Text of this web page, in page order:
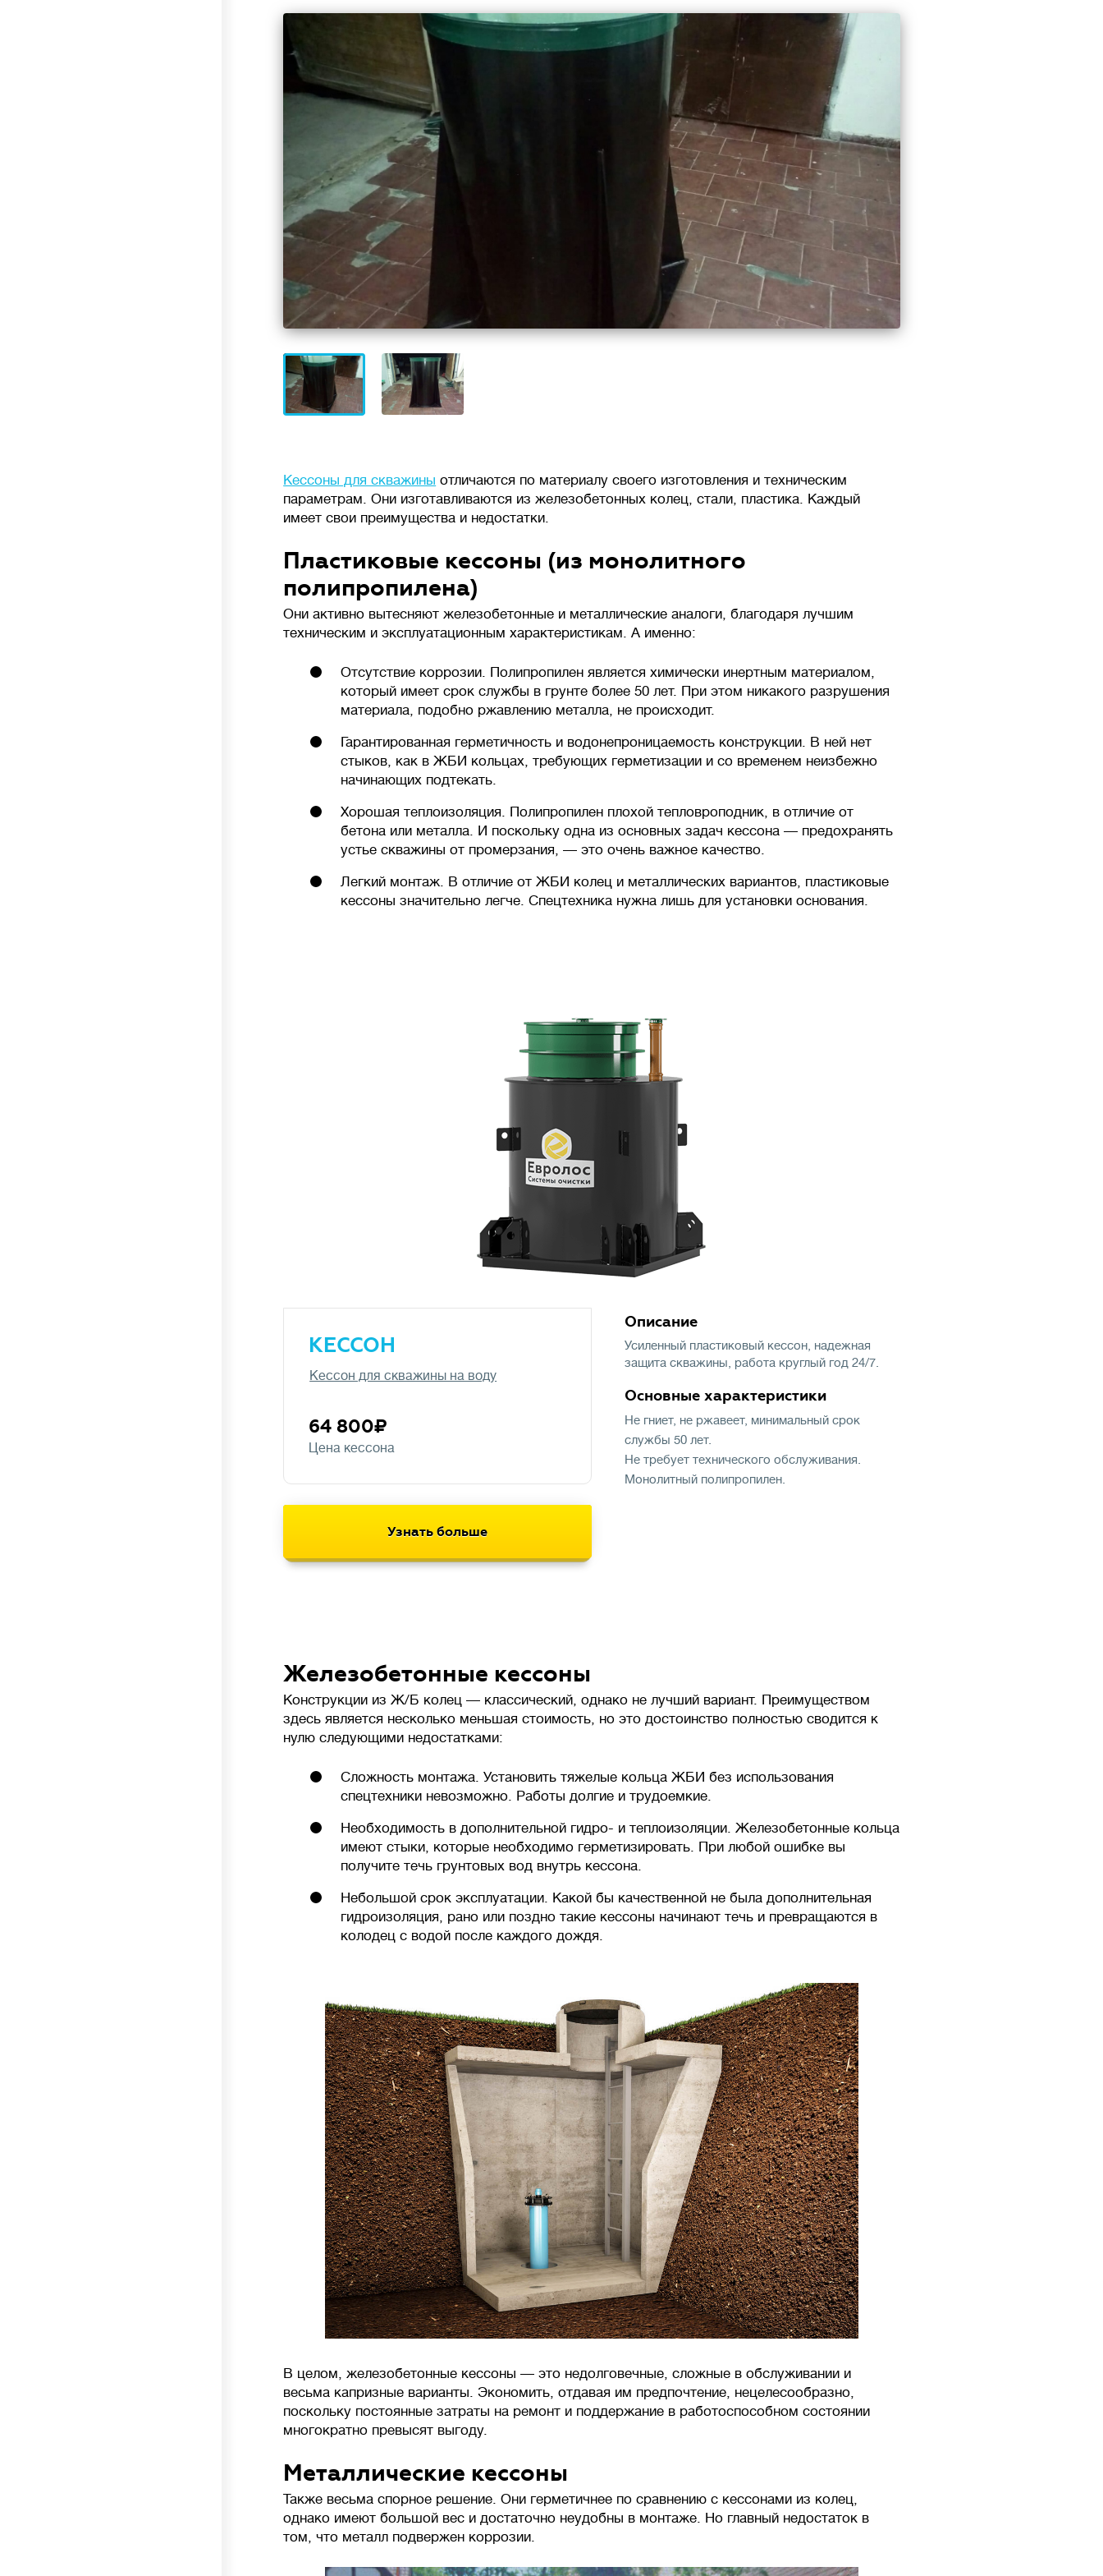
Кессоны для скважины отличаются по материалу своего изготовления и техническим
параметрам. Они изготавливаются из железобетонных колец, стали, пластика. Каждый
имеет свои преимущества и недостатки.
Пластиковые кессоны (из монолитного
полипропилена)
Они активно вытесняют железобетонные и металлические аналоги, благодаря лучшим
техническим и эксплуатационным характеристикам. А именно:
Отсутствие коррозии. Полипропилен является химически инертным материалом,
который имеет срок службы в грунте более 50 лет. При этом никакого разрушения
материала, подобно ржавлению металла, не происходит.
Гарантированная герметичность и водонепроницаемость конструкции. В ней нет
стыков, как в ЖБИ кольцах, требующих герметизации и со временем неизбежно
начинающих подтекать.
Хорошая теплоизоляция. Полипропилен плохой тепловроподник, в отличие от
бетона или металла. И поскольку одна из основных задач кессона — предохранять
устье скважины от промерзания, — это очень важное качество.
Легкий монтаж. В отличие от ЖБИ колец и металлических вариантов, пластиковые
кессоны значительно легче. Спецтехника нужна лишь для установки основания.
КЕССОН
Кессон для скважины на воду
64 800
Цена кессона
Описаниe
Усиленный пластиковый кессон, надежная
защита скважины, работа круглый год 24/7.
Основные характеристики
Не гниет, не ржавеет, минимальный срок
службы 50 лет.
Не требует технического обслуживания.
Монолитный полипропилен.
Железобетонные кессоны
Конструкции из Ж/Б колец — классический, однако не лучший вариант. Преимуществом
здесь является несколько меньшая стоимость, но это достоинство полностью сводится к
нулю следующими недостатками:
Сложность монтажа. Установить тяжелые кольца ЖБИ без использования
спецтехники невозможно. Работы долгие и трудоемкие.
Необходимость в дополнительной гидро- и теплоизоляции. Железобетонные кольца
имеют стыки, которые необходимо герметизировать. При любой ошибке вы
получите течь грунтовых вод внутрь кессона.
Небольшой срок эксплуатации. Какой бы качественной не была дополнительная
гидроизоляция, рано или поздно такие кессоны начинают течь и превращаются в
колодец с водой после каждого дождя.
В целом, железобетонные кессоны — это недолговечные, сложные в обслуживании и
весьма капризные варианты. Экономить, отдавая им предпочтение, нецелесообразно,
поскольку постоянные затраты на ремонт и поддержание в работоспособном состоянии
многократно превысят выгоду.
Металлические кессоны
Также весьма спорное решение. Они герметичнее по сравнению с кессонами из колец,
однако имеют большой вес и достаточно неудобны в монтаже. Но главный недостаток в
том, что металл подвержен коррозии.
сточных вод без очистки, требует регулярной
откачки ассенизаторской машиной.
очистка — сточных воды
осаждаются в нескольких камерах септика,
происходит разложение твердых отходов
анаэробными (бескислородными) бактериями.
На выходе требуются дополнительные
фильтры или поля фильтрации грунтом.
— механическое
анаэробное и аэробное (кислородное)
разложение отходов бактериями. Биофильтры
и аэротанки повышают уровень очистки до 95-
Объем сточных вод, который станция
биологической очистки (септик) способна
Важно подбирать систему с учетом реального
к нарушению работы биофлоры и повышенным